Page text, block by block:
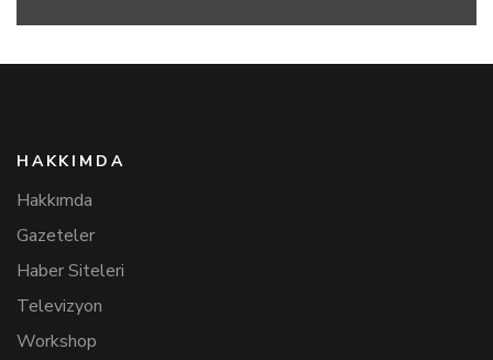
HAKKIMDA
Hakkımda
Gazeteler
Haber Siteleri
Televizyon
Workshop